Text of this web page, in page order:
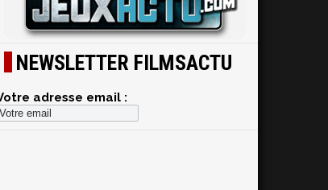
NEWSLETTER FILMSACTU
adresse email :